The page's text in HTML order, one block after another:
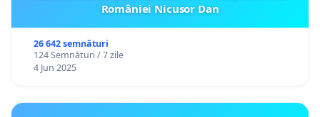
României Nicusor Dan
26 642 semnături
124 Semnături / 7 zile
4 Jun 2025